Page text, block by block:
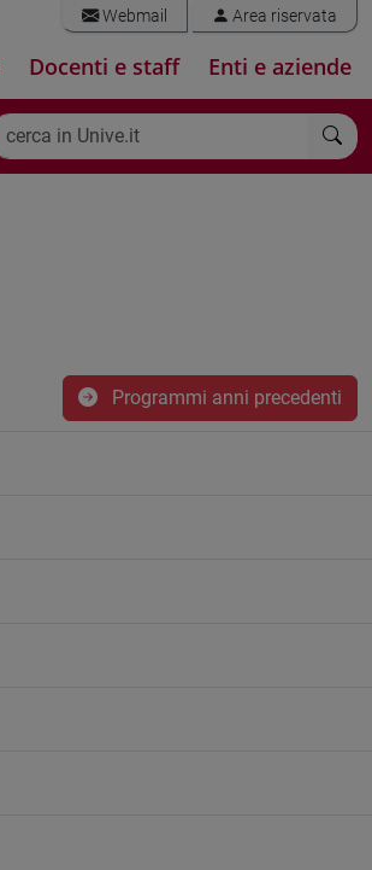
Webmail Area riservata
Docenti e staff Enti e aziende
Programmi anni precedenti